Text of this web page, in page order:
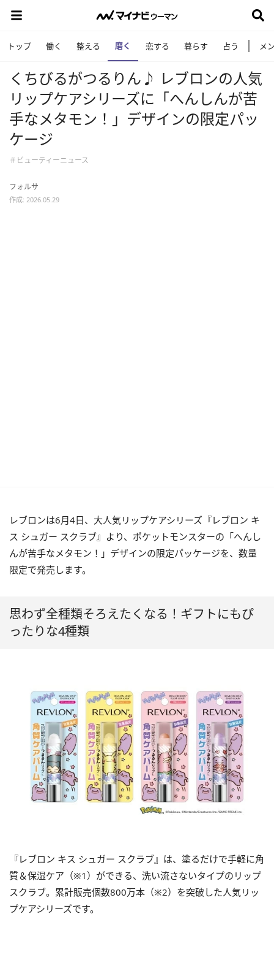
トップ 働く 整える 磨く 恋する 暮らす 占う メ
くちびるがつるりん♪ レブロンの人気
リップケアシリーズに「へんしんが苦
手なメタモン！」デザインの限定パッ
ケージ
＃ビューティーニュース
フォルサ
作成: 2026.05.29
レブロンは6月4日、大人気リップケアシリーズ『レブロン キ
ス シュガー スクラブ』より、ポケットモンスターの「へんし
んが苦手なメタモン！」デザインの限定パッケージを、数量
限定で発売します。
思わず全種類そろえたくなる！ギフトにもぴ
ったりな4種類
『レブロン キス シュガー スクラブ』は、塗るだけで手軽に角
質＆保湿ケア（※1）ができる、洗い流さないタイプのリップ
スクラブ。累計販売個数800万本（※2）を突破した人気リッ
プケアシリーズです。